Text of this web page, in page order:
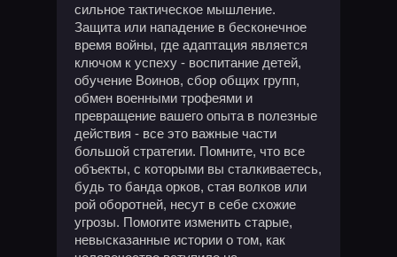
сильное тактическое мышление.
Защита или нападение в бесконечное
время войны, где адаптация является
ключом к успеху - воспитание детей,
обучение Воинов, сбор общих групп,
обмен военными трофеями и
превращение вашего опыта в полезные
действия - все это важные части
большой стратегии. Помните, что все
объекты, с которыми вы сталкиваетесь,
будь то банда орков, стая волков или
рой оборотней, несут в себе схожие
угрозы. Помогите изменить старые,
невысказанные истории о том, как